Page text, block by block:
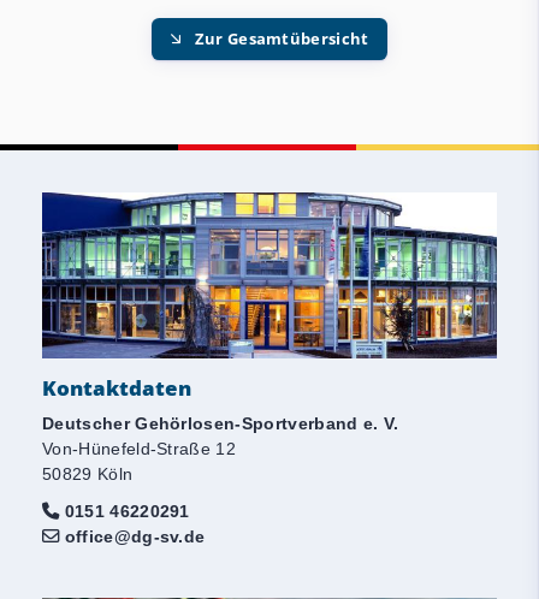
Zur Gesamtübersicht
Kontaktdaten
Deutscher Gehörlosen-Sportverband e. V.
Von-Hünefeld-Straße 12
50829 Köln
0151 46220291
office@dg-sv.de